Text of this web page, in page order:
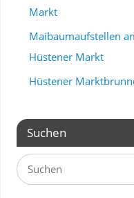
Markt
Maibaumaufstellen
Hüstener Markt
Hüstener
Suchen